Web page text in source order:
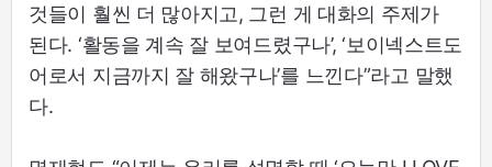
것들이 훨씬 더 많아지고, 그런 게 대화의 주제가
된다. ‘활동을 계속 잘 보여드렸구나’, ‘보이넥스트도
어로서 지금까지 잘 해왔구나’를 느낀다”라고 말했
다.